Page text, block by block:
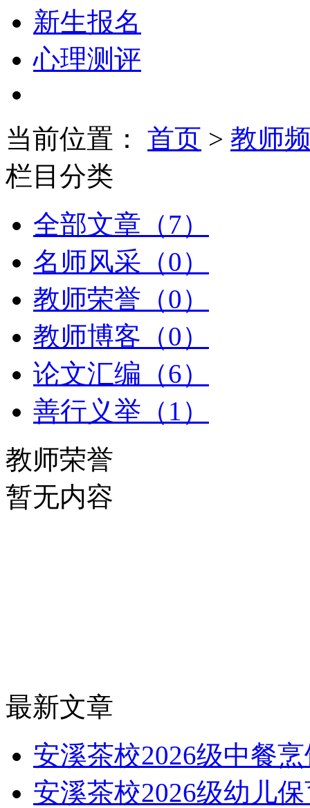
新生报名
心理测评
当前位置： 首页 > 教师
栏目分类
全部文章（7）
名师风采（0）
教师荣誉（0）
教师博客（0）
论文汇编（6）
善行义举（1）
教师荣誉
暂无内容
最新文章
安溪茶校2026级中餐
安溪茶校2026级幼儿